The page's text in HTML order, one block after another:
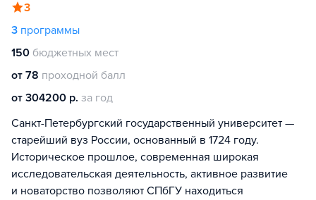
3
3 программы
150 бюджетных мест
от 78 проходной балл
от 304200 р. за год
Санкт-Петербургский государственный университет —
старейший вуз России, основанный в 1724 году.
Историческое прошлое, современная широкая
исследовательская деятельность, активное развитие
и новаторство позволяют СПбГУ находиться